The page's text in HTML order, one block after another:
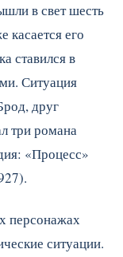
в свет шесть
его
ставился в
Ситуация
друг
три романа
«Процесс»
персонажах
ситуации.